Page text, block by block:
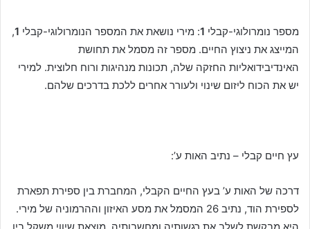
מספר נומרולוגי-קבלי 1: מירי נושאת את המספר הנומרולוגי-קבלי 1
,
המייצג את ניצוץ החיים. מספר זה מסמל את תחושת
האינדיבידואליות החזקה שלה, תכונות מנהיגות ורוח חלוצית. למירי
יש את הכוח ליזום שינוי ולעורר אחרים ללכת בדרכים שלהם.
עץ חיים קבלי – נתיב האות ע’:
דרכה של האות ע’ בעץ החיים הקבלי, המחברת בין ספירת תפארת
לספירת הוד,
נתיב 26 המסמל את מסע האיזון וההרמוניה של מירי.